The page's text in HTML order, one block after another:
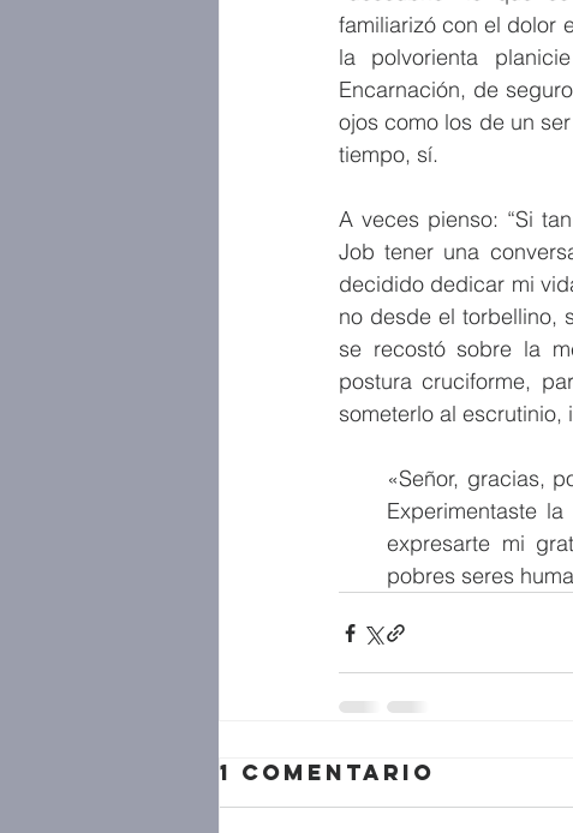
familiarizó con el dolor
la polvorienta
Encarnación, de
ojos como los de un
tiempo, sí.
A veces pienso: “Si
Job tener una
decidido dedicar mi
no desde el torbellino,
se recostó sobre la
postura cruciforme,
someterlo al escrutinio,
«Señor, gracias,
Experimentaste
expresarte mi
pobres seres
1 comentario